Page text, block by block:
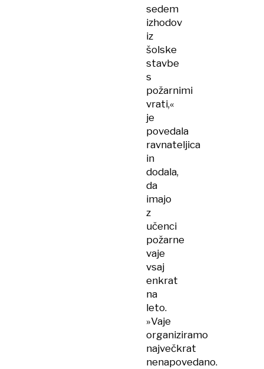
sedem
izhodov
iz
šolske
stavbe
s
požarnimi
vrati,«
je
povedala
ravnateljica
in
dodala,
da
imajo
z
učenci
požarne
vaje
vsaj
enkrat
na
leto.
»Vaje
organiziramo
največkrat
nenapovedano.